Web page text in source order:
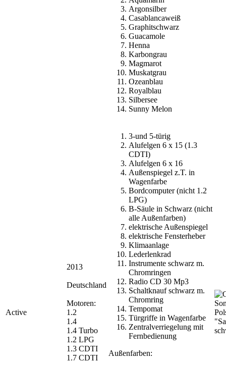
Argonsilber
Casablancaweiß
Graphitschwarz
Guacamole
Henna
Karbongrau
Magmarot
Muskatgrau
Ozeanblau
Royalblau
Silbersee
Sunny Melon
Active
2013
Deutschland
Motoren:
1.2
1.4
1.4 Turbo
1.2 LPG
1.3 CDTI
1.7 CDTI
3-und 5-türig
Alufelgen 6 x 15 (1.3
CDTI)
Alufelgen 6 x 16
Außenspiegel z.T. in
Wagenfarbe
Bordcomputer (nicht 1.2
LPG)
B-Säule in Schwarz (nicht
alle Außenfarben)
elektrische Außenspiegel
elektrische Fensterheber
Klimaanlage
Lederlenkrad
Instrumente schwarz m.
Chromringen
Radio CD 30 Mp3
Schaltknauf schwarz m.
Chromring
Tempomat
Türgriffe in Wagenfarbe
Zentralverriegelung mit
Fernbedienung
Außenfarben: